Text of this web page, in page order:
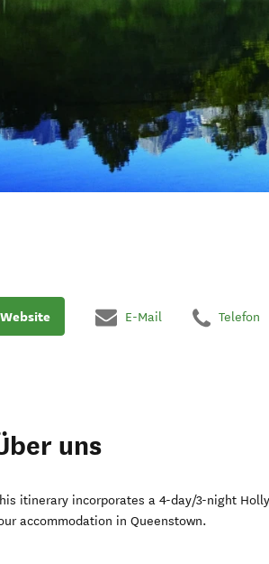
E-Mail Telefon
uns
itinerary incorporates a 4-day/3-night
accommodation in Queenstown.